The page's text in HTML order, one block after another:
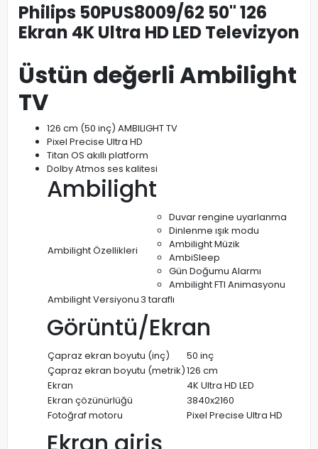
Philips 50PUS8009/62 50" 126
Ekran 4K Ultra HD LED Televizyon
Üstün değerli Ambilight
TV
126 cm (50 inç) AMBILIGHT TV
Pixel Precise Ultra HD
Titan OS akıllı platform
Dolby Atmos ses kalitesi
Ambilight
Ambilight Özellikleri
Duvar rengine uyarlanma
Dinlenme ışık modu
Ambilight Müzik
AmbiSleep
Gün Doğumu Alarmı
Ambilight FTI Animasyonu
Ambilight Versiyonu3 taraflı
Görüntü/Ekran
Çapraz ekran boyutu (inç)
50 inç
Çapraz ekran boyutu (metrik)126 cm
Ekran
4K Ultra HD LED
Ekran çözünürlüğü
3840x2160
Fotoğraf motoru
Pixel Precise Ultra HD